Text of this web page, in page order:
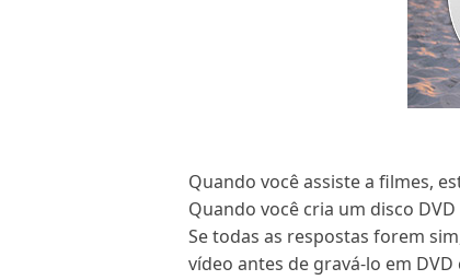
Quando você assiste a filmes,
Quando você cria um disco
Se todas as respostas forem
vídeo antes de gravá-lo em